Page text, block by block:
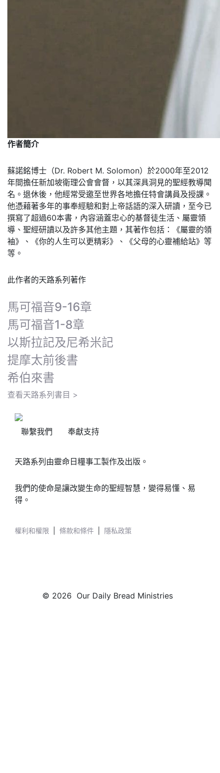
作者簡介
蘇諾銘博士（Dr. Robert M. Solomon）於2000年至2012
年間擔任新加坡衛理公會會督，以其深具洞見的聖經教導聞
名。退休後，他經常受邀至世界各地擔任特會講員及授課。
他憑藉著多年的事奉經驗和對上帝話語的深入研讀，至今已
撰寫了超過60本書，內容涵蓋忠心的基督徒生活、屬靈領
導、聖經研讀以及許多其他主題，其著作包括：《屬靈的領
袖》、《你的人生可以更精彩》、《父母的心靈補給站》等
等。
此作者的天路系列著作
馬可福音9-16章
馬可福音1-8章
以斯拉記及尼希米記
提摩太前後書
希伯來書
查看天路系列書目 >
聯繫我們 奉獻支持
天路系列由靈命日糧事工製作及出版。
我們的使命是讓改變生命的聖經智慧，變得易懂、易
得。
權利和權限 條款和條件 隱私政策
© 2026 Our Daily Bread Ministries